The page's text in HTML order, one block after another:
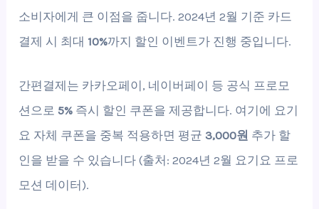
소비자에게 큰 이점을 줍니다. 2024년 2월 기준 카드
결제 시 최대 10%까지 할인 이벤트가 진행 중입니다.
간편결제는 카카오페이, 네이버페이 등 공식 프로모
션으로5% 즉시 할인 쿠폰을 제공합니다. 여기에 요기
요 자체 쿠폰을 중복 적용하면 평균3,000원 추가 할
인을 받을 수 있습니다 (출처: 2024년 2월 요기요 프로
모션 데이터).